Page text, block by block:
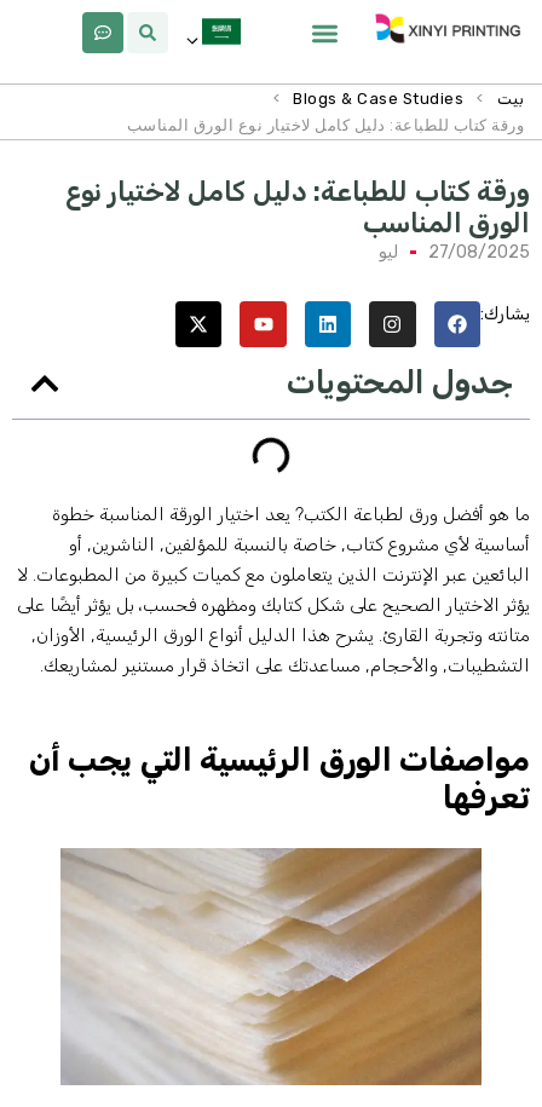
بيت >
Blogs & Case Studies
>
ورقة كتاب للطباعة: دليل كامل لاختيار نوع الورق المناسب
كتاب للطباعة: دليل كامل لاختيار نوع
المناسب
27/08/ ليو
جدول المحتويات
هو أفضل ورق لطباعة الكتب? يعد اختيار الورقة المناسبة خطوة
لأي مشروع كتاب, خاصة بالنسبة للمؤلفين, الناشرين, أو
عبر الإنترنت الذين يتعاملون مع كميات كبيرة من المطبوعات. لا
الاختيار الصحيح على شكل كتابك ومظهره فحسب، بل يؤثر أيضًا على
وتجربة القارئ. يشرح هذا الدليل أنواع الورق الرئيسية, الأوزان,
والأحجام, مساعدتك على اتخاذ قرار مستنير لمشاريعك.
الورق الرئيسية التي يجب أن